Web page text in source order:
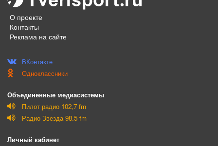
О проекте
Контакты
Реклама на сайте
ВКонтакте
Одноклассники
Объединенные медиасистемы
Пилот радио 102,7 fm
Радио Звезда 98.5 fm
Личный кабинет